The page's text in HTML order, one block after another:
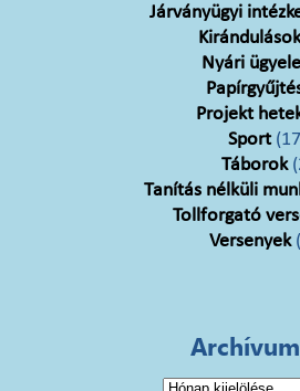
Járványügyi
Kirándulások
Nyári
Projekt
Sport
Táborok
Tanítás nélküli
Tollforgató
Versenyek
Archívum